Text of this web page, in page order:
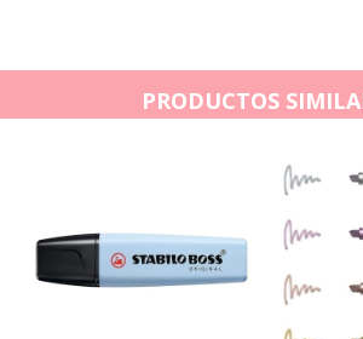
PRODUCTOS